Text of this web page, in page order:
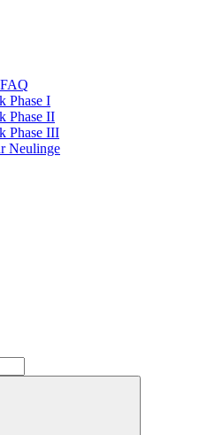
Phase I
Phase II
Phase III
Neulinge